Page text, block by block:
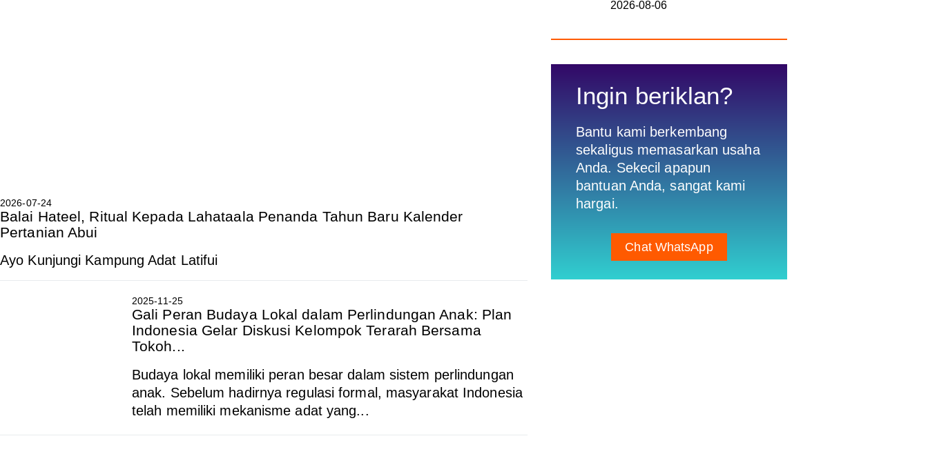
2026-07-24
Balai Hateel, Ritual Kepada Lahataala Penanda Tahun Baru Kalender
Pertanian Abui
Ayo Kunjungi Kampung Adat Latifui
2025-11-25
Gali Peran Budaya Lokal dalam Perlindungan Anak: Plan
Indonesia Gelar Diskusi Kelompok Terarah Bersama
Tokoh...
Budaya lokal memiliki peran besar dalam sistem perlindungan
anak. Sebelum hadirnya regulasi formal, masyarakat Indonesia
telah memiliki mekanisme adat yang...
2026-08-06
Ingin beriklan?
Bantu kami berkembang
sekaligus memasarkan usaha
Anda. Sekecil apapun
bantuan Anda, sangat kami
hargai.
Chat WhatsApp